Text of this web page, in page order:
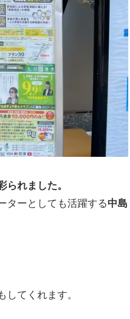
れました。
ターとしても活躍する中島
てくれます。